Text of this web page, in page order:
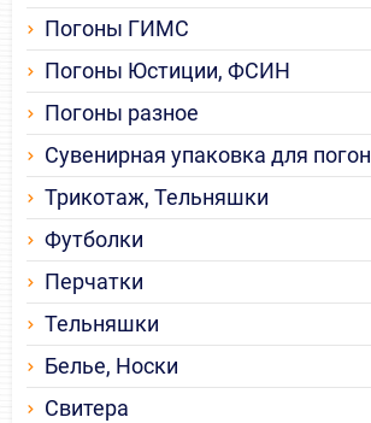
Погоны ГИМС
Погоны Юстиции, ФСИН
Погоны разное
Сувенирная упаковка для погон
Трикотаж, Тельняшки
Футболки
Перчатки
Тельняшки
Белье, Носки
Свитера